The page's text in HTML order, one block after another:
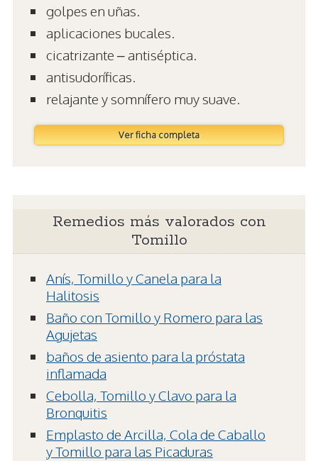
golpes en uñas.
aplicaciones bucales.
cicatrizante – antiséptica.
antisudoríficas.
relajante y somnífero muy suave.
Ver ficha completa
Remedios más valorados con
Tomillo
Anís, Tomillo y Canela para la
Halitosis
Baño con Tomillo y Romero para las
Agujetas
baños de asiento para la próstata
inflamada
Cebolla, Tomillo y Clavo para la
Bronquitis
Emplasto de Arcilla, Cola de Caballo
y Tomillo para las Picaduras